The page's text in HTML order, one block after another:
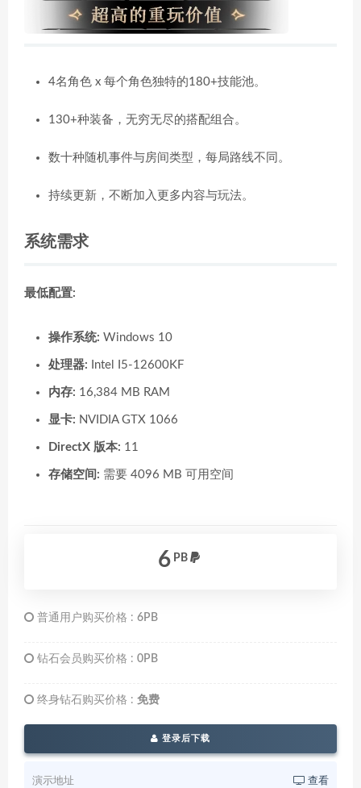
4名角色 x 每个角色独特的180+技能池。
130+种装备，无穷无尽的搭配组合。
数十种随机事件与房间类型，每局路线不同。
持续更新，不断加入更多内容与玩法。
系统需求
最低配置:
操作系统: Windows 10
处理器: Intel I5-12600KF
内存: 16,384 MB RAM
显卡: NVIDIA GTX 1066
DirectX 版本: 11
存储空间: 需要 4096 MB 可用空间
6 PB
普通用户购买价格 : 6PB
钻石会员购买价格 : 0PB
终身钻石购买价格 : 免费
登录后下载
演示地址 查看